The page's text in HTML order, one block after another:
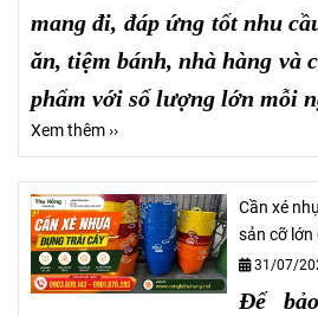
mang đi, đáp ứng tốt nhu
ăn, tiệm bánh, nhà hàng và
phẩm với số lượng lớn mỗi
Xem thêm ››
Cần xé
sản cỡ lớn
31/07/
Để